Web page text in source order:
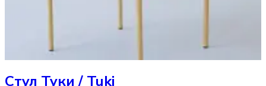
Стул Туки / Tuki